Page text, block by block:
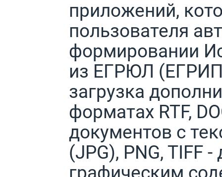
приложений,
пользователя
формировании
из ЕГРЮЛ
загрузка
форматах RTF,
документов с
(JPG), PNG, TIFF
графическим